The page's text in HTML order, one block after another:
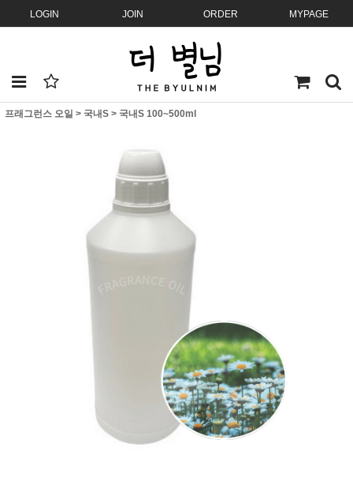
LOGIN JOIN ORDER MYPAGE
프래그런스 오일 > 국내S > 국내S 100~500ml